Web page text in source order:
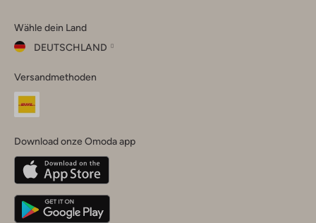
Instagram
Facebook
TikTok
Wähle dein Land
DEUTSCHLAND
dein
Land
Belgique(Français)
Deutschland
Versandmethoden
Download onze Omoda app